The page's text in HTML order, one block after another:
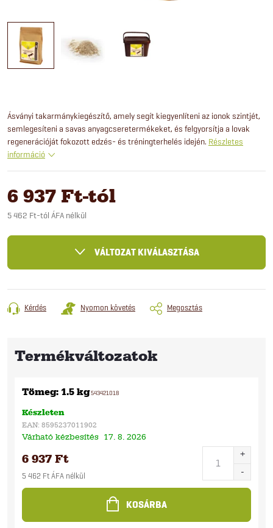
Ásványi takarmánykiegészítő, amely segít kiegyenlíteni az ionok szintjét,
semlegesíteni a savas anyagcseretermékeket, és felgyorsítja a lovak
regenerációját fokozott edzés- és tréningterhelés idején. Részletes
információ
6 937 Ft-tól
5 462 Ft-tól ÁFA nélkül
VÁLTOZAT KIVÁLASZTÁSA
Kérdés Nyomon követés Megosztás
Tömeg: 1.5 kg543421018
Készleten
EAN: 8595237011902
Várható kézbesítés 17. 8. 2026
6 937 Ft
5 462 Ft ÁFA nélkül
KOSÁRBA